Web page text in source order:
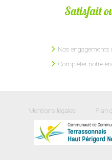
Satisfait
Nos engagements
Compléter notre
Mentions légales Plan